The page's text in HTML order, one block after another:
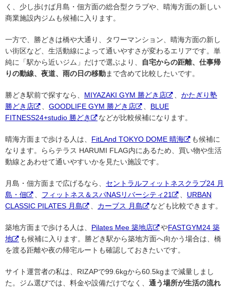
く、少し歩けば月島・佃方面の総合型クラブや、晴海方面の新しい
商業施設内ジムも候補に入ります。
一方で、勝どきは橋や大通り、タワーマンション、晴海方面の新し
い街区など、生活動線によって通いやすさが変わるエリアです。単
純に「駅から近いジム」だけで選ぶより、
自宅からの距離、仕事帰
りの動線、夜道、雨の日の移動まで含めて比較したいです。
勝どき駅前で探すなら、 MIYAZAKI GYM 勝どき店
かたぎり塾
勝どき店
GOODLIFE GYM 勝どき店
BLUE
FITNESS24+studio 勝どき
などが比較候補になります。
晴海方面まで歩ける人は、 FitLAnd TOKYO DOME 晴海
も候補に
なります。ららテラス HARUMI FLAG内にあるため、買い物や生活
動線とあわせて通いやすいかを見たい施設です。
月島・佃方面まで広げるなら、 セントラルフィットネスクラブ24 月
島・佃
フィットネス＆スパNASリバーシティ21
URBAN
CLASSIC PILATES 月島
カーブス 月島 なども比較できます。
築地方面まで歩ける人は、 Pilates Mee 築地店 やFASTGYM24 築
地
も候補に入ります。勝どき駅から築地方面へ向かう場合は、橋
を渡る距離や夜の帰宅ルートも確認しておきたいです。
サイト運営者の私は、RIZAPで99.6kgから60.5kgまで減量しまし
た。ジム選びでは、料金や設備だけでなく、 通う場所が生活の流れ